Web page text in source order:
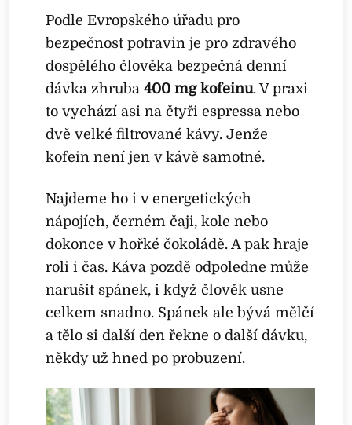
Podle Evropského úřadu pro
bezpečnost potravin je pro zdravého
dospělého člověka bezpečná denní
dávka zhruba400 mg kofeinu. V praxi
to vychází asi na čtyři espressa nebo
dvě velké filtrované kávy. Jenže
kofein není jen v kávě samotné.
Najdeme ho i v energetických
nápojích, černém čaji, kole nebo
dokonce v hořké čokoládě. A pak hraje
roli i čas. Káva pozdě odpoledne může
narušit spánek, i když člověk usne
celkem snadno. Spánek ale bývá mělčí
a tělo si další den řekne o další dávku,
někdy už hned po probuzení.